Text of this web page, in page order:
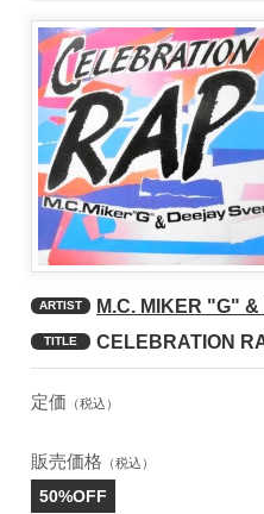
ARTIST M.C. MIKER "G"
TITLE CELEBRATION
定価 （税込）
販売価格 （税込）
50%OFF